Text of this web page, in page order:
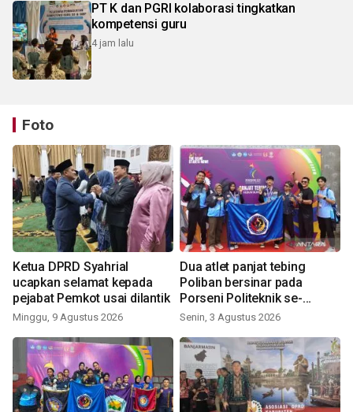
PT K dan PGRI kolaborasi tingkatkan
kompetensi guru
4 jam lalu
Foto
Ketua DPRD Syahrial
ucapkan selamat kepada
pejabat Pemkot usai dilantik
Minggu, 9 Agustus 2026
Dua atlet panjat tebing
Poliban bersinar pada
Porseni Politeknik se-
Indonesia 2026
Senin, 3 Agustus 2026